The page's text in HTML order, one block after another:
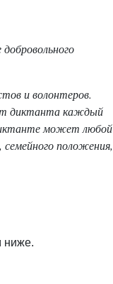
и волонтеров.
диктанта каждый
может любой
положения,
ниже.